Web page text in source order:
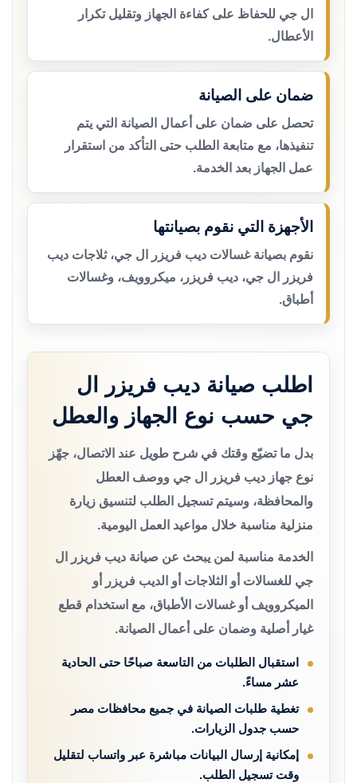
ال جي للحفاظ على كفاءة الجهاز وتقليل تكرار
الأعطال.
ضمان على الصيانة
تحصل على ضمان على أعمال الصيانة التي يتم
تنفيذها، مع متابعة الطلب حتى التأكد من استقرار
عمل الجهاز بعد الخدمة.
الأجهزة التي نقوم بصيانتها
نقوم بصيانة غسالات ديب فريزر ال جي، ثلاجات ديب
فريزر ال جي، ديب فريزر، ميكروويف، وغسالات
أطباق.
اطلب صيانة ديب فريزر ال
جي حسب نوع الجهاز والعطل
بدل ما تضيّع وقتك في شرح طويل عند الاتصال، جهّز
نوع جهاز ديب فريزر ال جي ووصف العطل
والمحافظة، وسيتم تسجيل الطلب لتنسيق زيارة
منزلية مناسبة خلال مواعيد العمل اليومية.
الخدمة مناسبة لمن يبحث عن صيانة ديب فريزر ال
جي للغسالات أو الثلاجات أو الديب فريزر أو
الميكروويف أو غسالات الأطباق، مع استخدام قطع
غيار أصلية وضمان على أعمال الصيانة.
استقبال الطلبات من التاسعة صباحًا حتى الحادية
عشر مساءً.
تغطية طلبات الصيانة في جميع محافظات مصر
حسب جدول الزيارات.
إمكانية إرسال البيانات مباشرة عبر واتساب لتقليل
وقت تسجيل الطلب.